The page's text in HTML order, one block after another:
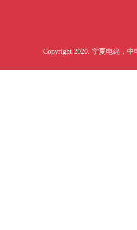
Copyright 2020. 宁夏电建，